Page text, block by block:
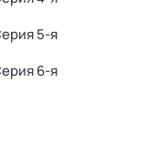
5-я
6-я